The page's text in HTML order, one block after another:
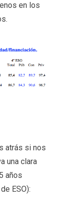
en los
atrás si nos
una clara
años
ESO):